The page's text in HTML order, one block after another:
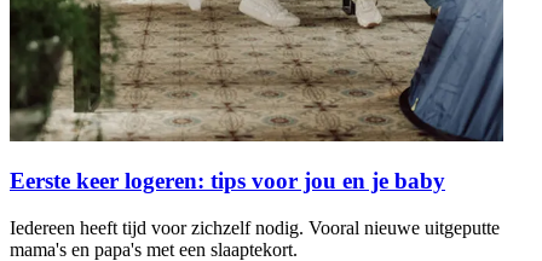
Eerste keer logeren: tips voor jou en je baby
Iedereen heeft tijd voor zichzelf nodig. Vooral nieuwe uitgeputte
mama's en papa's met een slaaptekort.